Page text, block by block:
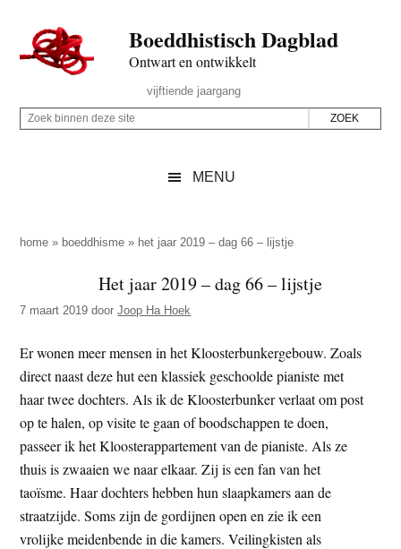
naar
de
inhoud
secondary
naar
de
sidebar
naar
de
Boeddhistisch Dagblad
Ontwart en ontwikkelt
Rechts
vijftiende jaargang
Z
p
z
e
s
i
t
e
Z
i
e
d
e
z
e
s
i
t
e
MENU
home » boeddhisme » het jaar 2019 – dag 66 – lijstje
Het jaar 2019 – dag 66 – lijstje
7 maart 2019 doorJoop Ha Hoek
Er wonen meer mensen in het Kloosterbunkergebouw. Zoals
direct naast deze hut een klassiek geschoolde pianiste met
haar twee dochters. Als ik de Kloosterbunker verlaat om post
op te halen, op visite te gaan of boodschappen te doen,
passeer ik het Kloosterappartement van de pianiste. Als ze
thuis is zwaaien we naar elkaar. Zij is een fan van het
taoïsme. Haar dochters hebben hun slaapkamers aan de
straatzijde. Soms zijn de gordijnen open en zie ik een
vrolijke meidenbende in die kamers. Veilingkisten als